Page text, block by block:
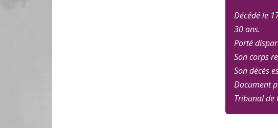
Décédé le
30 ans.
Porté
Son corps
Son décès
Document
Tribunal de